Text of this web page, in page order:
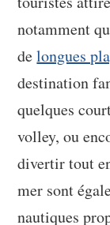
notamment
delongues
destination
quelques
volley, ou
divertir tout
mer sont
nautiques